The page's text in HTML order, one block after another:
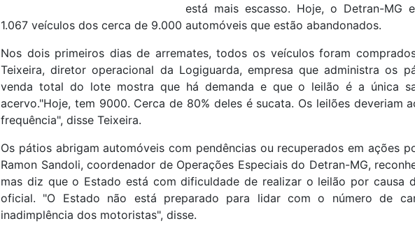
está mais escasso. Hoje, o Detran-MG
1.067 veículos dos cerca de 9.000 automóveis que estão abandonados.
Nos dois primeiros dias de arremates, todos os veículos foram
Teixeira, diretor operacional da Logiguarda, empresa que administra os
venda total do lote mostra que há demanda e que o leilão é a única
acervo."Hoje, tem 9000. Cerca de 80% deles é sucata. Os leilões deveriam
frequência", disse Teixeira.
Os pátios abrigam automóveis com pendências ou recuperados em ações
Ramon Sandoli, coordenador de Operações Especiais do Detran-MG,
mas diz que o Estado está com dificuldade de realizar o leilão por causa
oficial. "O Estado não está preparado para lidar com o número de
inadimplência dos motoristas", disse.